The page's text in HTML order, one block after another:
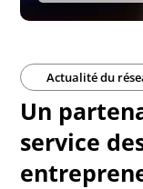
Actualité du
Un
service